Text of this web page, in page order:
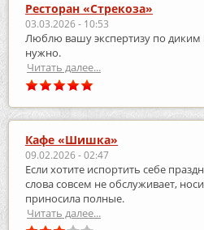
Ресторан «Стрекоза»
03.03.2026 - 10:53
Люблю вашу экспертизу по диким
нужно.
Читать далее...
Кафе «Шишка»
09.02.2026 - 02:47
Если хотите испортить себе
слова совсем не обслуживает,
приносила полные.
Читать далее...